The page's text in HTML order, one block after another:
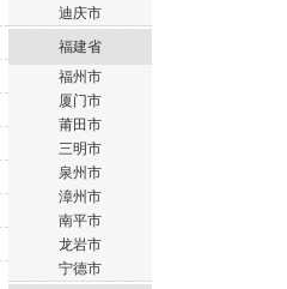
迪庆市
福建省
福州市
厦门市
莆田市
三明市
泉州市
漳州市
南平市
龙岩市
宁德市